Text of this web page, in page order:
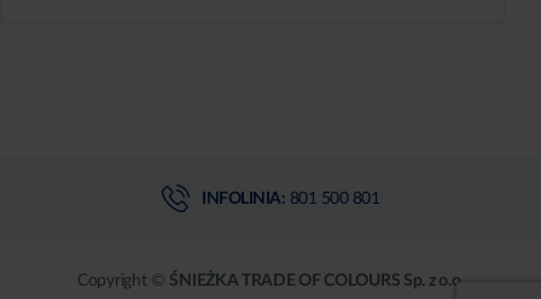
INFOLINIA: 801 500 801
Copyright © ŚNIEŻKA TRADE OF COLOURS Sp. z o.o.